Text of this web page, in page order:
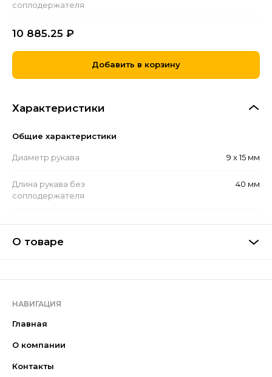
соплодержателя
10 885.25 ₽
Добавить в корзину
Характеристики
Общие характеристики
Диаметр рукава 9 х 15 мм
Длина рукава без
соплодержателя
40 мм
О товаре
НАВИГАЦИЯ
Главная
О компании
Контакты